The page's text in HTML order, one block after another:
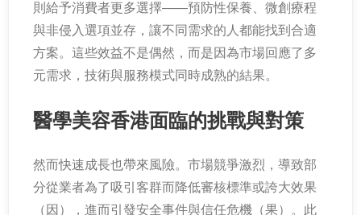
則給予消費者更多選擇——預防性保養、微創療程
與非侵入選項並存，讓不同需求的人都能找到合適
方案。這些效益不是偶然，而是因為市場回應了多
元需求，技術與服務模式同時成熟的結果。
醫學美容香港面臨的挑戰與對策
然而快速成長也帶來風險。市場競爭激烈，導致部
分從業者為了吸引客群而降低審核標準或誇大效果
（因），進而引發安全事件與信任危機（果）。此